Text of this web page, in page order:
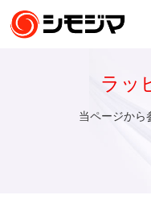
ラッ
当ページから